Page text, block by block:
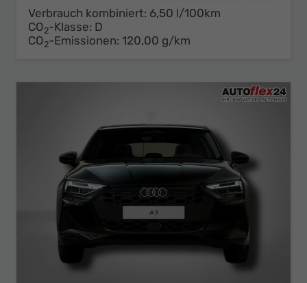
Verbrauch kombiniert: 6,50 l/100km
CO2-Klasse: D
CO2-Emissionen: 120,00 g/km